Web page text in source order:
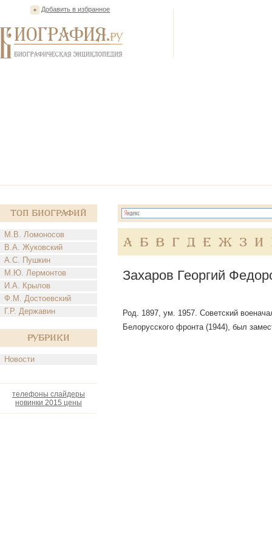
Добавить в избранное
Топ Биографий
М.В. Ломоносов
В.А. Жуковский
А.С. Пушкин
М.Ю. Лермонтов
И.А. Крылов
Ф.М. Достоевский
Г.Р. Державин
Рубрики
Новости
телефоны слайдеры
новинки 2015 цены
А Б В Г Д Е Ж З И
Захаров Георгий
Род. 1897, ум. 1957. Советский
Белорусского фронта (1944), был